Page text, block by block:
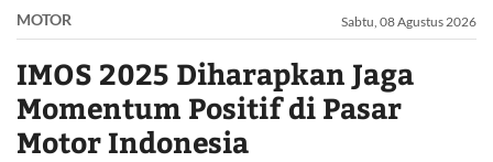
MOTOR Sabtu, 08 Agustus 2026
IMOS 2025 Diharapkan Jaga
Momentum Positif di Pasar
Motor Indonesia